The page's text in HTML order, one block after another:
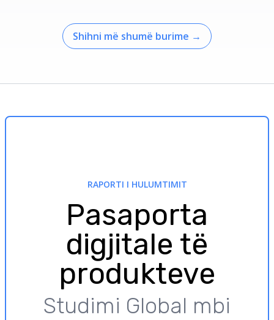
Shihni më shumë burime →
RAPORTI I HULUMTIMIT
Pasaporta
digjitale të
produkteve
Studimi Global mbi